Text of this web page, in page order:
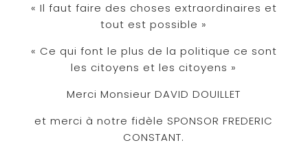
« Il faut faire des choses extraordinaires et
tout est possible »
« Ce qui font le plus de la politique ce sont
les citoyens et les citoyens »
Merci Monsieur DAVID DOUILLET
et merci à notre fidèle SPONSOR FREDERIC
CONSTANT.